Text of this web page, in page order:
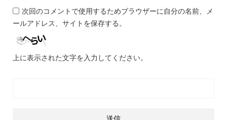
次回のコメントで使用するためブラウザーに自分の名前、メ
ールアドレス、サイトを保存する。
上に表示された文字を入力してください。